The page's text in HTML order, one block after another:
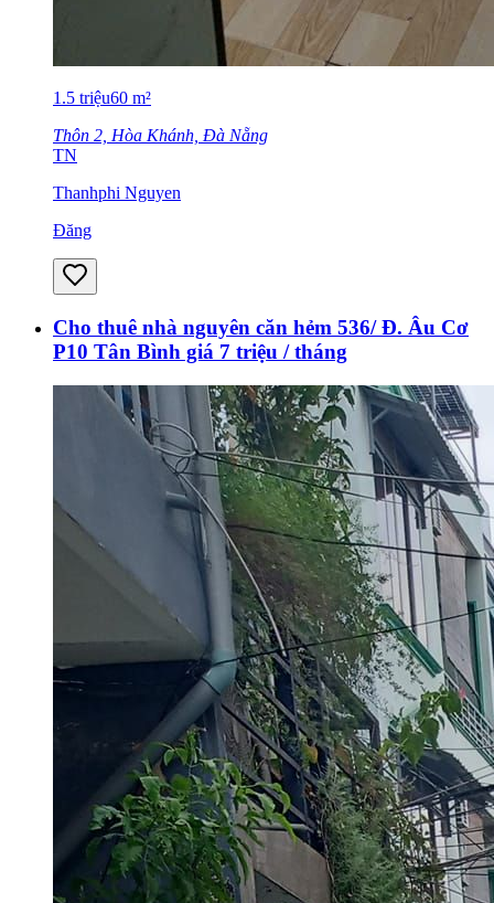
1.5 triệu60 m²
Thôn 2, Hòa Khánh, Đà Nẵng
TN
Thanhphi Nguyen
Đăng
Cho thuê nhà nguyên căn hẻm 536/ Đ. Âu Cơ
P10 Tân Bình giá 7 triệu / tháng